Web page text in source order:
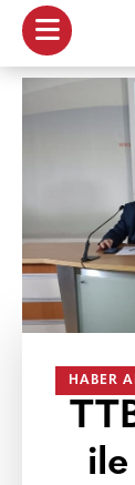
HABER
ile